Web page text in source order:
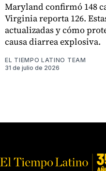
Maryland confirmó 148
Virginia reporta 126.
actualizadas y cómo
causa diarrea explosiva.
EL TIEMPO LATINO TEAM
31 de julio de 2026